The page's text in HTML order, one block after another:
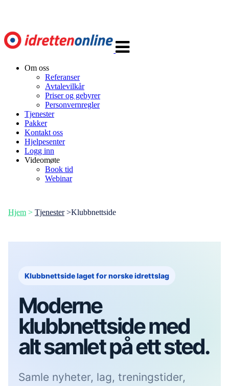
navigasjon
Om oss
Referanser
Avtalevilkår
Priser og gebyrer
Personvernregler
Tjenester
Pakker
Kontakt oss
Hjelpesenter
Logg inn
Videomøte
Book tid
Webinar
Hjem > Tjenester>Klubbnettside
Klubbnettside laget for norske idrettslag
Moderne
klubbnettside med
alt samlet på ett sted.
Samle nyheter, lag, treningstider,